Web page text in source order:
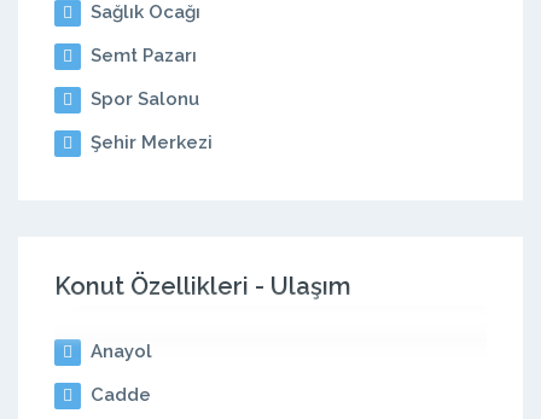
Sağlık Ocağı
Semt Pazarı
Spor Salonu
Şehir Merkezi
Konut Özellikleri - Ulaşım
Anayol
Cadde